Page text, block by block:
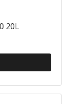
20L